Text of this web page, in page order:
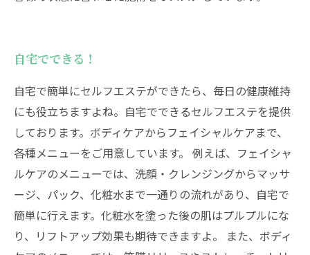
自宅でできる！
自宅で簡単にセルフエステができたら、毎日の健康維持
にも役立ちますよね。自宅でできるセルフエステを提供
しております。ボディケアからフェイシャルケアまで、
各種メニューをご用意しています。 例えば、フェイシャ
ルケアのメニューでは、洗顔・クレンジングからマッサ
ージ、パック、化粧水まで一通りの流れがあり、自宅で
簡単に行えます。化粧水を塗った後の肌はプルプルにな
り、リフトアップ効果も期待できますよ。 また、ボディ